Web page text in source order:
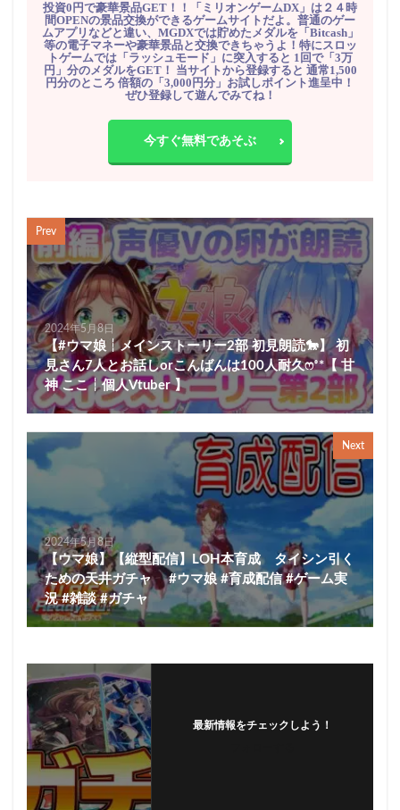
投資0円で豪華景品GET！！「ミリオンゲームDX」は２４時
間OPENの景品交換ができるゲームサイトだよ。普通のゲー
ムアプリなどと違い、MGDXでは貯めたメダルを「Bitcash」
等の電子マネーや豪華景品と交換できちゃうよ！特にスロッ
トゲームでは「ラッシュモード」に突入すると 1回で「3万
円」分のメダルをGET！ 当サイトから登録すると 通常1,500
円分のところ 倍額の「3,000円分」お試しポイント進呈中！
ぜひ登録して遊んでみてね！
今すぐ無料であそぶ
Prev
2024年5月8日
【#ウマ娘┆メインストーリー2部 初見朗読🐎】 初
見さん7人とお話しorこんばんは100人耐久ෆ˚*【 甘
神 ここ┆個人Vtuber 】
Next
2024年5月8日
【ウマ娘】【縦型配信】LOH本育成 タイシン引く
ための天井ガチャ #ウマ娘 #育成配信 #ゲーム実
況 #雑談 #ガチャ
最新情報をチェックしよう！